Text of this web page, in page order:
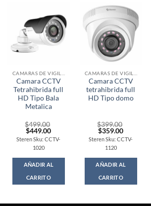
Camara CCTV
Tetrahibrida full
HD Tipo Bala
Metalica
$499.00
Original
price
was:
$499.00.
$449.00Current
price
is:
Steren Sku: CCTV-
1020
AÑADIR AL
CARRITO
Camara CCTV
tetrahibrida full
HD Tipo domo
$399.00
Original
price
was:
$399.00.
$359.00Current
price
is:
Steren Sku: CCTV-
1120
AÑADIR AL
CARRITO